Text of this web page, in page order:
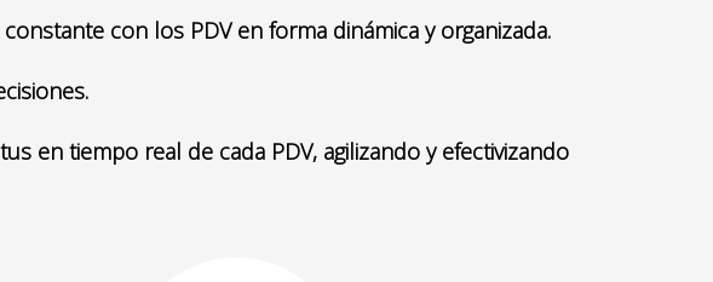
con los PDV en forma dinámica y organizada.
en tiempo real de cada PDV, agilizando y efectivizando